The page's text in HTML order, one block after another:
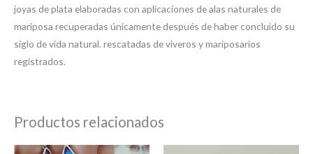
joyas de plata elaboradas con aplicaciones de alas naturales de
mariposa recuperadas únicamente después de haber concluido su
siglo de vida natural. rescatadas de viveros y mariposarios
registrados.
Productos relacionados